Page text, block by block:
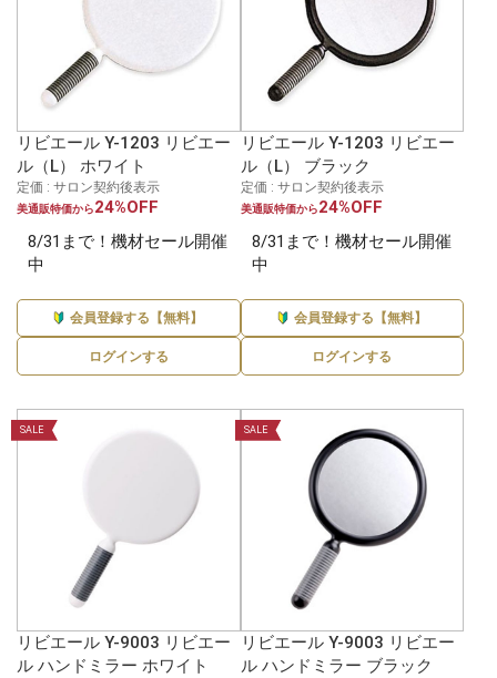
リビエール Y-1203 リビエー
ル（L） ホワイト
定価 : サロン契約後表示
美通販特価から24%OFF
8/31まで！機材セール開催
中
会員登録する【無料】
ログインする
リビエール Y-1203 リビエー
ル（L） ブラック
定価 : サロン契約後表示
美通販特価から24%OFF
8/31まで！機材セール開催
中
会員登録する【無料】
ログインする
SALE
リビエール Y-9003 リビエー
ル ハンドミラー ホワイト
SALE
リビエール Y-9003 リビエー
ル ハンドミラー ブラック